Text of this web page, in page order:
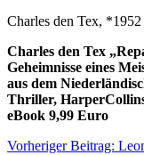
Charles den Tex,
Charles den Tex
Geheimnisse eines
aus dem
Thriller,
eBook 9,99 Euro
Vorheriger Beitrag: